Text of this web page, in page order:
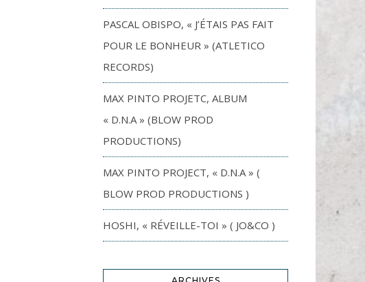
PASCAL OBISPO, « J’ÉTAIS PAS FAIT
POUR LE BONHEUR » (ATLETICO
RECORDS)
MAX PINTO PROJETC, ALBUM
« D.N.A » (BLOW PROD
PRODUCTIONS)
MAX PINTO PROJECT, « D.N.A » (
BLOW PROD PRODUCTIONS )
HOSHI, « RÉVEILLE-TOI » ( JO&CO )